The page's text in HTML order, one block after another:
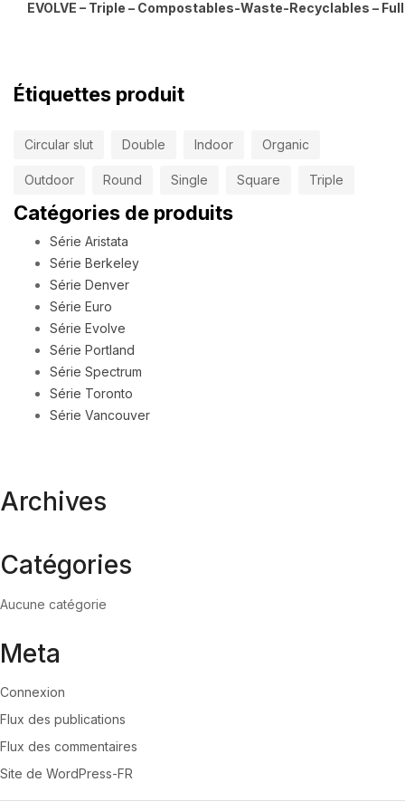
EVOLVE – Triple – Compostables-Waste-Recyclables –
Étiquettes produit
Circular slut Double Indoor Organic
Outdoor Round Single Square Triple
Catégories de produits
Série Aristata
Série Berkeley
Série Denver
Série Euro
Série Evolve
Série Portland
Série Spectrum
Série Toronto
Série Vancouver
Archives
Catégories
Aucune catégorie
Meta
Connexion
Flux des publications
Flux des commentaires
Site de WordPress-FR